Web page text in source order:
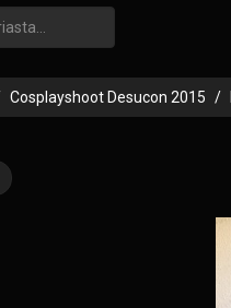
Cosplayshoot Desucon 2015